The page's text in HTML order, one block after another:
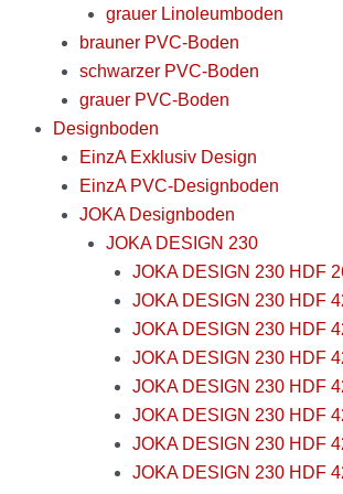
grauer Linoleumboden
brauner PVC-Boden
schwarzer PVC-Boden
grauer PVC-Boden
Designboden
EinzA Exklusiv Design
EinzA PVC-Designboden
JOKA Designboden
JOKA DESIGN 230
JOKA DESIGN 230 HDF
JOKA DESIGN 230 HDF
JOKA DESIGN 230 HDF
JOKA DESIGN 230 HDF
JOKA DESIGN 230 HDF
JOKA DESIGN 230 HDF
JOKA DESIGN 230 HDF
JOKA DESIGN 230 HDF